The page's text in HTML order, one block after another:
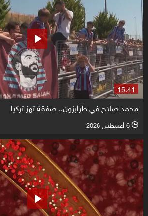
15:41
محمد صلاح في طرابزون.. صفقة تهز تركيا
l 6 أغسطس 2026